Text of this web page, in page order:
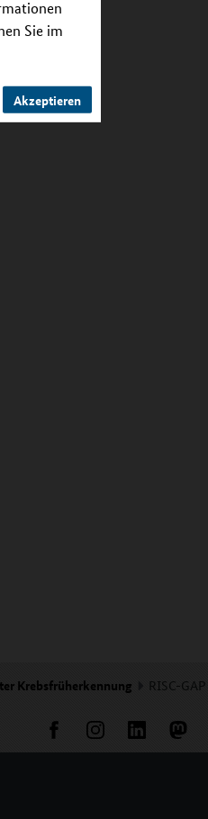
Sie im
Akzeptieren
Krebsfrüherkennung RISC-GAP